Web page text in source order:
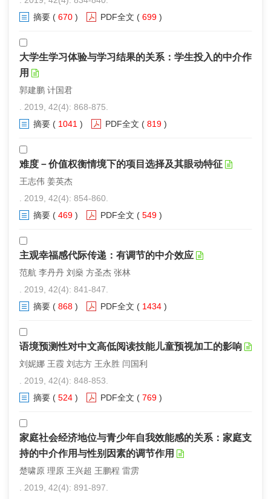
摘要 ( 670 ) PDF全文 ( 699 )
大学生学习体验与学习结果的关系：学生投入的中介作
用
郭建鹏 计国君
. 2019, 42(4): 868-875.
摘要 ( 1041 ) PDF全文 ( 819 )
难度－价值权衡情境下的项目选择及其眼动特征
王志伟 姜英杰
. 2019, 42(4): 854-860.
摘要 ( 469 ) PDF全文 ( 549 )
主观幸福感代际传递：有调节的中介效应
范航 李丹丹 刘燊 方圣杰 张林
. 2019, 42(4): 841-847.
摘要 ( 868 ) PDF全文 ( 1434 )
语境预测性对中文高低阅读技能儿童预视加工的影响
刘妮娜 王霞 刘志方 王永胜 闫国利
. 2019, 42(4): 848-853.
摘要 ( 524 ) PDF全文 ( 769 )
家庭社会经济地位与青少年自我效能感的关系：家庭支
持的中介作用与性别因素的调节作用
楚啸原 理原 王兴超 王鹏程 雷雳
. 2019, 42(4): 891-897.